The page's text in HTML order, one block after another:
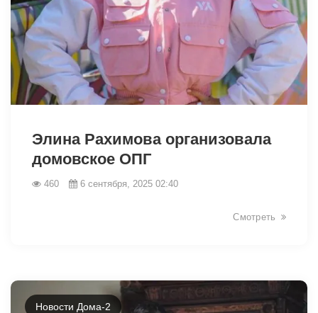
Элина Рахимова организовала
домовское ОПГ
460 6 сентября, 2025 02:40
Смотреть
Новости Дома-2